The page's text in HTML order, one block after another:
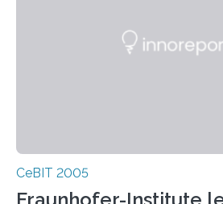
CeBIT 2005
Fraunhofer-Institute